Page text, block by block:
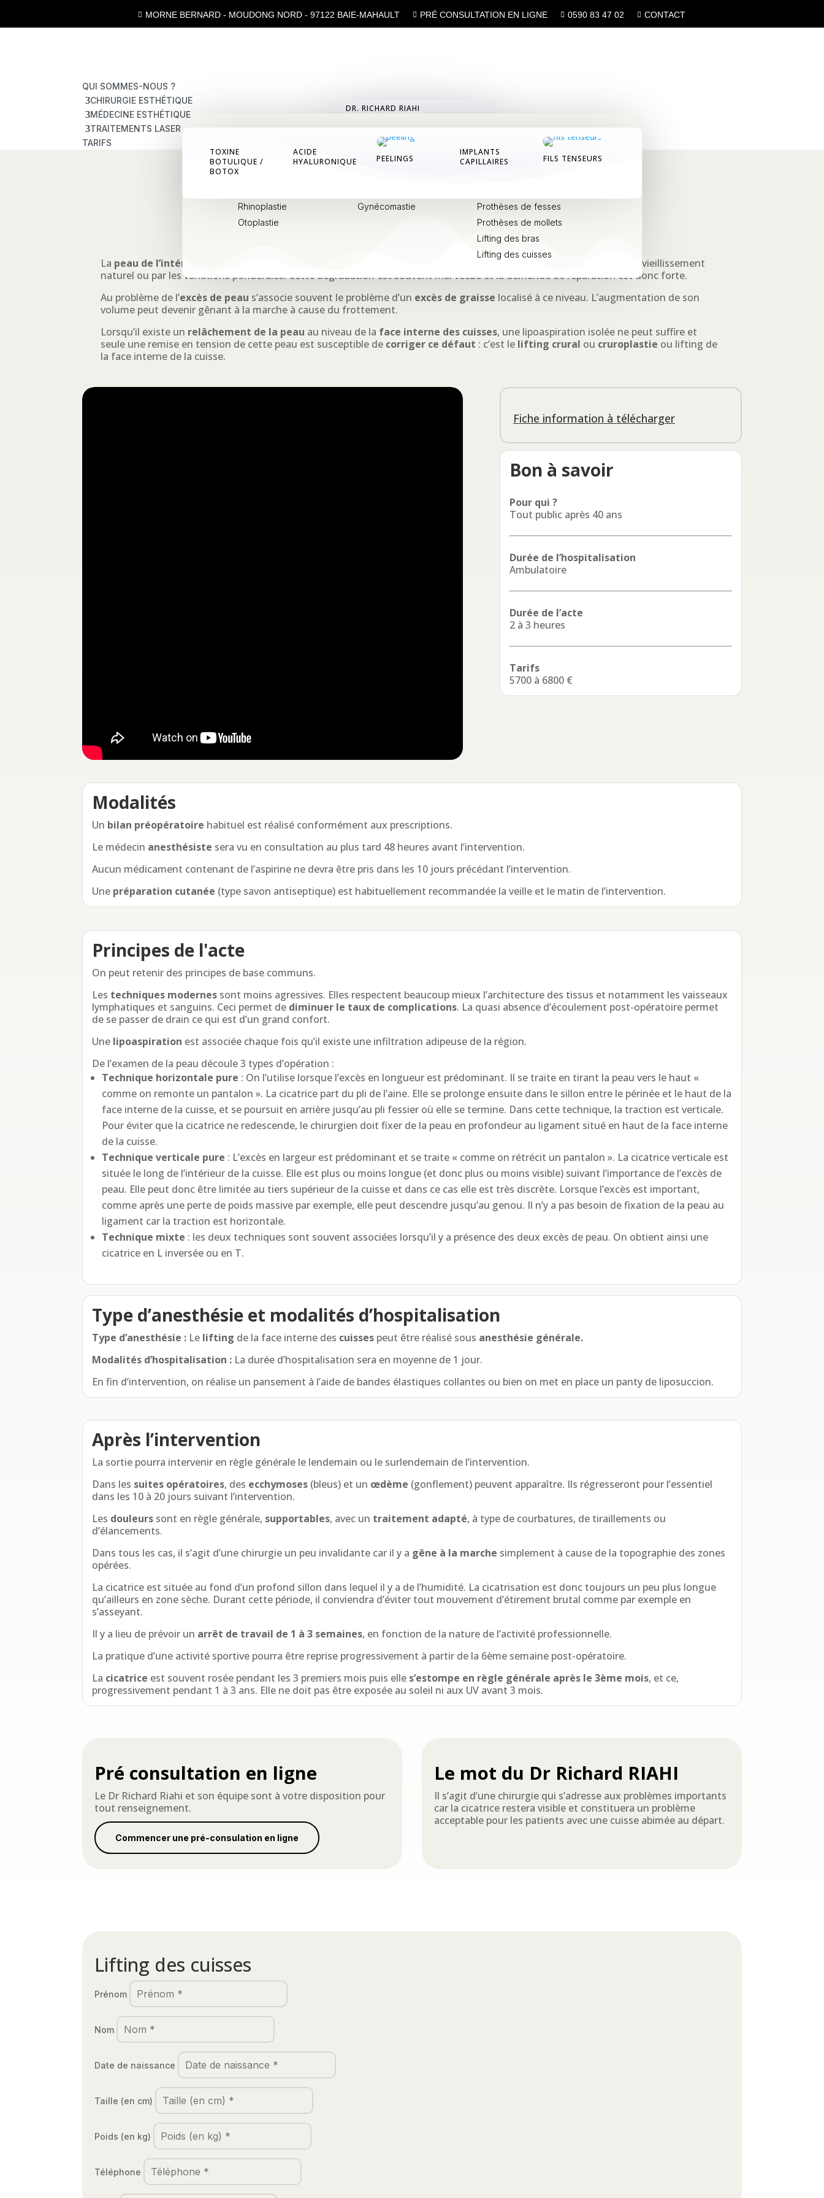
 MORNE BERNARD - MOUDONG NORD - 97122 BAIE-MAHAULT  PRÉ CONSULTATION EN LIGNE  0590 83 47 02  CONTACT
QUI SOMMES-NOUS ?
DR. RICHARD RIAHI
L'ÉQUIPE
3CHIRURGIE ESTHÉTIQUE
Lifting cervico-facial
Blépharoplastie
Rhinoplastie
Otoplastie
POITRINE
Augmentation mammaire
Gynécomastie
Lipoaspiration, liposuccion
Prothèses de fesses
Prothèses de mollets
Lifting des bras
Lifting des cuisses
3MÉDECINE ESTHÉTIQUE
TOXINE
BOTULIQUE /
BOTOX
ACIDE
HYALURONIQUE
PEELINGS
IMPLANTS
CAPILLAIRES
FILS TENSEURS
3TRAITEMENTS LASER
TARIFS
Lifting des cuisses
La peau de l’intérieur des cuisses
est fine et ses fibres élastiques fragiles. Elle est donc rapidement dégradée par le vieillissement
naturel ou par les variations pondérales. Cette dégradation est souvent mal vécue et la demande de réparation est donc forte.
Au problème de l’excès de peau s’associe souvent le problème d’un excès de graisse localisé à ce niveau. L’augmentation de son
volume peut devenir gênant à la marche à cause du frottement.
Lorsqu’il existe un relâchement de la peau au niveau de la face interne des cuisses, une lipoaspiration isolée ne peut suffire et
seule une remise en tension de cette peau est susceptible de corriger ce défaut : c’est le lifting crural ou cruroplastie ou lifting de
la face interne de la cuisse.
Fiche information à télécharger
Bon à savoir
Pour qui ?
Tout public après 40 ans
Durée de l’hospitalisation
Ambulatoire
Durée de l’acte
2 à 3 heures
Tarifs
5700 à 6800 €
Modalités
Un bilan préopératoire habituel est réalisé conformément aux prescriptions.
Le médecin anesthésiste sera vu en consultation au plus tard 48 heures avant l’intervention.
Aucun médicament contenant de l’aspirine ne devra être pris dans les 10 jours précédant l’intervention.
Une préparation cutanée (type savon antiseptique) est habituellement recommandée la veille et le matin de l’intervention.
Principes de l'acte
On peut retenir des principes de base communs.
Les techniques modernes sont moins agressives. Elles respectent beaucoup mieux l’architecture des tissus et notamment les vaisseaux
lymphatiques et sanguins. Ceci permet de diminuer le taux de complications. La quasi absence d’écoulement post-opératoire permet
de se passer de drain ce qui est d’un grand confort.
Une lipoaspiration est associée chaque fois qu’il existe une infiltration adipeuse de la région.
De l’examen de la peau découle 3 types d’opération :
Technique horizontale pure : On l’utilise lorsque l’excès en longueur est prédominant. Il se traite en tirant la peau vers le haut «
comme on remonte un pantalon ». La cicatrice part du pli de l’aine. Elle se prolonge ensuite dans le sillon entre le périnée et le haut de la
face interne de la cuisse, et se poursuit en arrière jusqu’au pli fessier où elle se termine. Dans cette technique, la traction est verticale.
Pour éviter que la cicatrice ne redescende, le chirurgien doit fixer de la peau en profondeur au ligament situé en haut de la face interne
de la cuisse.
Technique verticale pure : L’excès en largeur est prédominant et se traite « comme on rétrécit un pantalon ». La cicatrice verticale est
située le long de l’intérieur de la cuisse. Elle est plus ou moins longue (et donc plus ou moins visible) suivant l’importance de l’excès de
peau. Elle peut donc être limitée au tiers supérieur de la cuisse et dans ce cas elle est très discrète. Lorsque l’excès est important,
comme après une perte de poids massive par exemple, elle peut descendre jusqu’au genou. Il n’y a pas besoin de fixation de la peau au
ligament car la traction est horizontale.
Technique mixte : les deux techniques sont souvent associées lorsqu’il y a présence des deux excès de peau. On obtient ainsi une
cicatrice en L inversée ou en T.
Type d’anesthésie et modalités d’hospitalisation
Type d’anesthésie : Le lifting de la face interne des cuisses peut être réalisé sous anesthésie générale.
Modalités d’hospitalisation : La durée d’hospitalisation sera en moyenne de 1 jour.
En fin d’intervention, on réalise un pansement à l’aide de bandes élastiques collantes ou bien on met en place un panty de liposuccion.
Après l’intervention
La sortie pourra intervenir en règle générale le lendemain ou le surlendemain de l’intervention.
Dans les suites opératoires, des ecchymoses (bleus) et un œdème (gonflement) peuvent apparaître. Ils régresseront pour l’essentiel
dans les 10 à 20 jours suivant l’intervention.
Les douleurs sont en règle générale, supportables, avec un traitement adapté, à type de courbatures, de tiraillements ou
d’élancements.
Dans tous les cas, il s’agit d’une chirurgie un peu invalidante car il y a gêne à la marche simplement à cause de la topographie des zones
opérées.
La cicatrice est située au fond d’un profond sillon dans lequel il y a de l’humidité. La cicatrisation est donc toujours un peu plus longue
qu’ailleurs en zone sèche. Durant cette période, il conviendra d’éviter tout mouvement d’étirement brutal comme par exemple en
s’asseyant.
Il y a lieu de prévoir un arrêt de travail de 1 à 3 semaines, en fonction de la nature de l’activité professionnelle.
La pratique d’une activité sportive pourra être reprise progressivement à partir de la 6ème semaine post-opératoire.
La cicatrice est souvent rosée pendant les 3 premiers mois puis elle s’estompe en règle générale après le 3ème mois, et ce,
progressivement pendant 1 à 3 ans. Elle ne doit pas être exposée au soleil ni aux UV avant 3 mois.
Pré consultation en ligne
Le Dr Richard Riahi et son équipe sont à votre disposition pour
tout renseignement.
Commencer une pré-consulation en ligne
Le mot du Dr Richard RIAHI
Il s’agit d’une chirurgie qui s’adresse aux problèmes importants
car la cicatrice restera visible et constituera un problème
acceptable pour les patients avec une cuisse abimée au départ.
Lifting des cuisses
Prénom
Nom
Date de naissance
Taille (en cm)
Poids (en kg)
Téléphone